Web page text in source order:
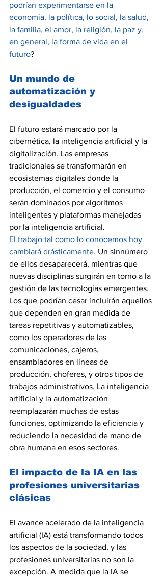
podrían experimentarse en la
economía, la política, lo social, la salud,
la familia, el amor, la religión, la paz y,
en general, la forma de vida en el
futuro?
Un mundo de
automatización y
desigualdades
El futuro estará marcado por la
cibernética, la inteligencia artificial y la
digitalización. Las empresas
tradicionales se transformarán en
ecosistemas digitales donde la
producción, el comercio y el consumo
serán dominados por algoritmos
inteligentes y plataformas manejadas
por la inteligencia artificial.
El trabajo tal como lo conocemos hoy
cambiará drásticamente. Un sinnúmero
de ellos desaparecerá, mientras que
nuevas disciplinas surgirán en torno a la
gestión de las tecnologías emergentes.
Los que podrían cesar incluirán aquellos
que dependen en gran medida de
tareas repetitivas y automatizables,
como los operadores de las
comunicaciones, cajeros,
ensambladores en líneas de
producción, choferes, y otros tipos de
trabajos administrativos. La inteligencia
artificial y la automatización
reemplazarán muchas de estas
funciones, optimizando la eficiencia y
reduciendo la necesidad de mano de
obra humana en esos sectores.
El impacto de la IA en las
profesiones universitarias
clásicas
El avance acelerado de la inteligencia
artificial (IA) está transformando todos
los aspectos de la sociedad, y las
profesiones universitarias no son la
excepción. A medida que la IA se